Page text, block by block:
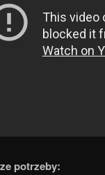
potrzeby: